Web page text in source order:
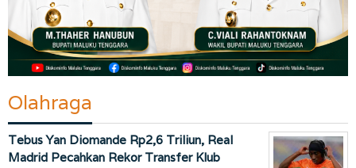
Olahraga
Tebus Yan Diomande Rp2,6 Triliun, Real
Madrid Pecahkan Rekor Transfer Klub